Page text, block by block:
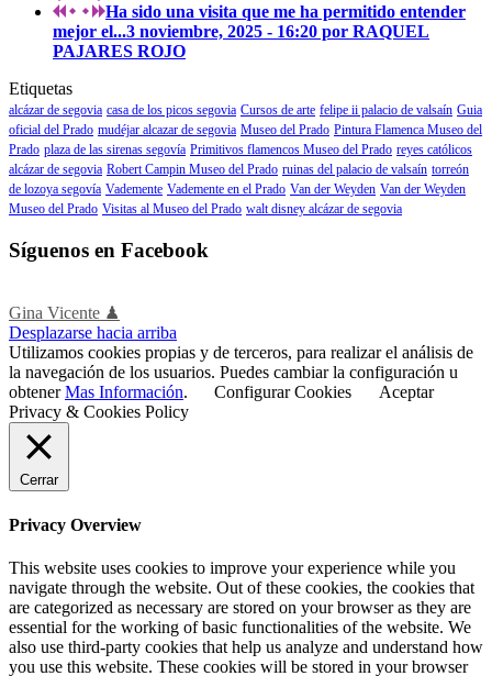
Ha sido una visita que me ha permitido entender
mejor el...3 noviembre, 2025 - 16:20 por RAQUEL
PAJARES ROJO
Etiquetas
alcázar de segovia casa de los picos segovia Cursos de arte felipe ii palacio de valsaín Guia
oficial del Prado mudéjar alcazar de segovia Museo del Prado Pintura Flamenca Museo del
Prado plaza de las sirenas segovía Primitivos flamencos Museo del Prado reyes católicos
alcázar de segovia Robert Campin Museo del Prado ruinas del palacio de valsaín torreón
de lozoya segovía Vademente Vademente en el Prado Van der Weyden Van der Weyden
Museo del Prado Visitas al Museo del Prado walt disney alcázar de segovia
Síguenos en Facebook
Gina Vicente ♟
Desplazarse hacia arriba
Utilizamos cookies propias y de terceros, para realizar el análisis de
la navegación de los usuarios. Puedes cambiar la configuración u
obtenerMas Información. Configurar Cookies
Aceptar
Privacy & Cookies Policy
Cerrar
Privacy Overview
This website uses cookies to improve your experience while you
navigate through the website. Out of these cookies, the cookies that
are categorized as necessary are stored on your browser as they are
essential for the working of basic functionalities of the website. We
also use third-party cookies that help us analyze and understand how
you use this website. These cookies will be stored in your browser